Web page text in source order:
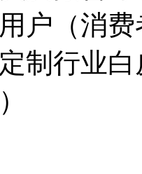
户（消
制行业